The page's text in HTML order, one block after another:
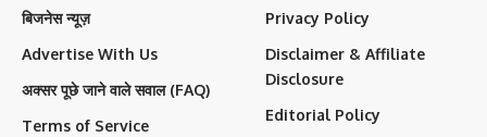
बिजनेस न्यूज़
Advertise With Us
अक्सर पूछे जाने वाले सवाल (FAQ)
Terms of Service
Privacy Policy
Disclaimer & Affiliate
Disclosure
Editorial Policy